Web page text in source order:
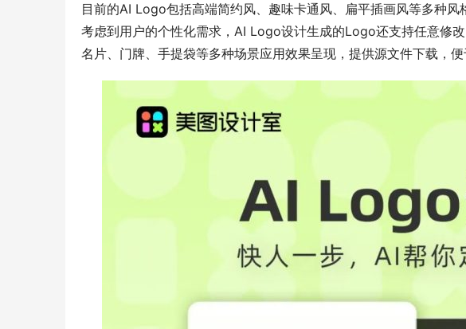
目前的AI Logo包括高端简约风、趣味卡通风、扁平插画风等多种
考虑到用户的个性化需求，AI Logo设计生成的Logo还支持任意修
名片、门牌、手提袋等多种场景应用效果呈现，提供源文件下载，便